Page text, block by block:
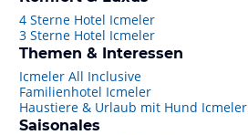
4 Sterne Hotel Icmeler
3 Sterne Hotel Icmeler
Themen & Interessen
Icmeler All Inclusive
Familienhotel Icmeler
Haustiere & Urlaub mit Hund Icmeler
Saisonales